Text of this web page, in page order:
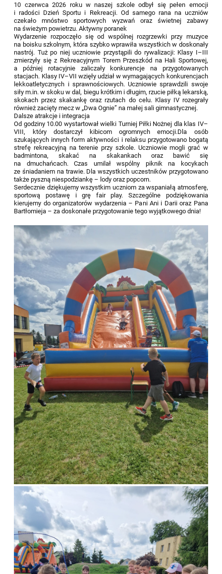
10 czerwca 2026 roku w naszej szkole odbył się pełen emocji
i radości Dzień Sportu i Rekreacji. Od samego rana na uczniów
czekało mnóstwo sportowych wyzwań oraz świetnej zabawy
na świeżym powietrzu. Aktywny poranek
Wydarzenie rozpoczęło się od wspólnej rozgrzewki przy muzyce
na boisku szkolnym, która szybko wprawiła wszystkich w doskonały
nastrój. Tuż po niej uczniowie przystąpili do rywalizacji: Klasy I–III
zmierzyły się z Rekreacyjnym Torem Przeszkód na Hali Sportowej,
a później rotacyjnie zaliczały konkurencje na przygotowanych
stacjach. Klasy IV–VII wzięły udział w wymagających konkurencjach
lekkoatletycznych i sprawnościowych. Uczniowie sprawdzili swoje
siły m.in. w skoku w dal, biegu krótkim i długim, rzucie piłką lekarską,
skokach przez skakankę oraz rzutach do celu. Klasy IV rozegrały
również zacięty mecz w „Dwa Ognie” na małej sali gimnastycznej.
Dalsze atrakcje i integracja
Od godziny 10.00 wystartował wielki Turniej Piłki Nożnej dla klas IV–
VIII, który dostarczył kibicom ogromnych emocji.Dla osób
szukających innych form aktywności i relaksu przygotowano bogatą
strefę rekreacyjną na terenie przy szkole. Uczniowie mogli grać w
badmintona, skakać na skakankach oraz bawić się
na dmuchańcach. Czas umilał wspólny piknik na kocykach
ze śniadaniem na trawie. Dla wszystkich uczestników przygotowano
także pyszną niespodziankę – lody oraz popcorn.
Serdecznie dziękujemy wszystkim uczniom za wspaniałą atmosferę,
sportową postawę i grę fair play. Szczególne podziękowania
kierujemy do organizatorów wydarzenia – Pani Ani i Darii oraz Pana
Bartłomieja – za doskonałe przygotowanie tego wyjątkowego dnia!